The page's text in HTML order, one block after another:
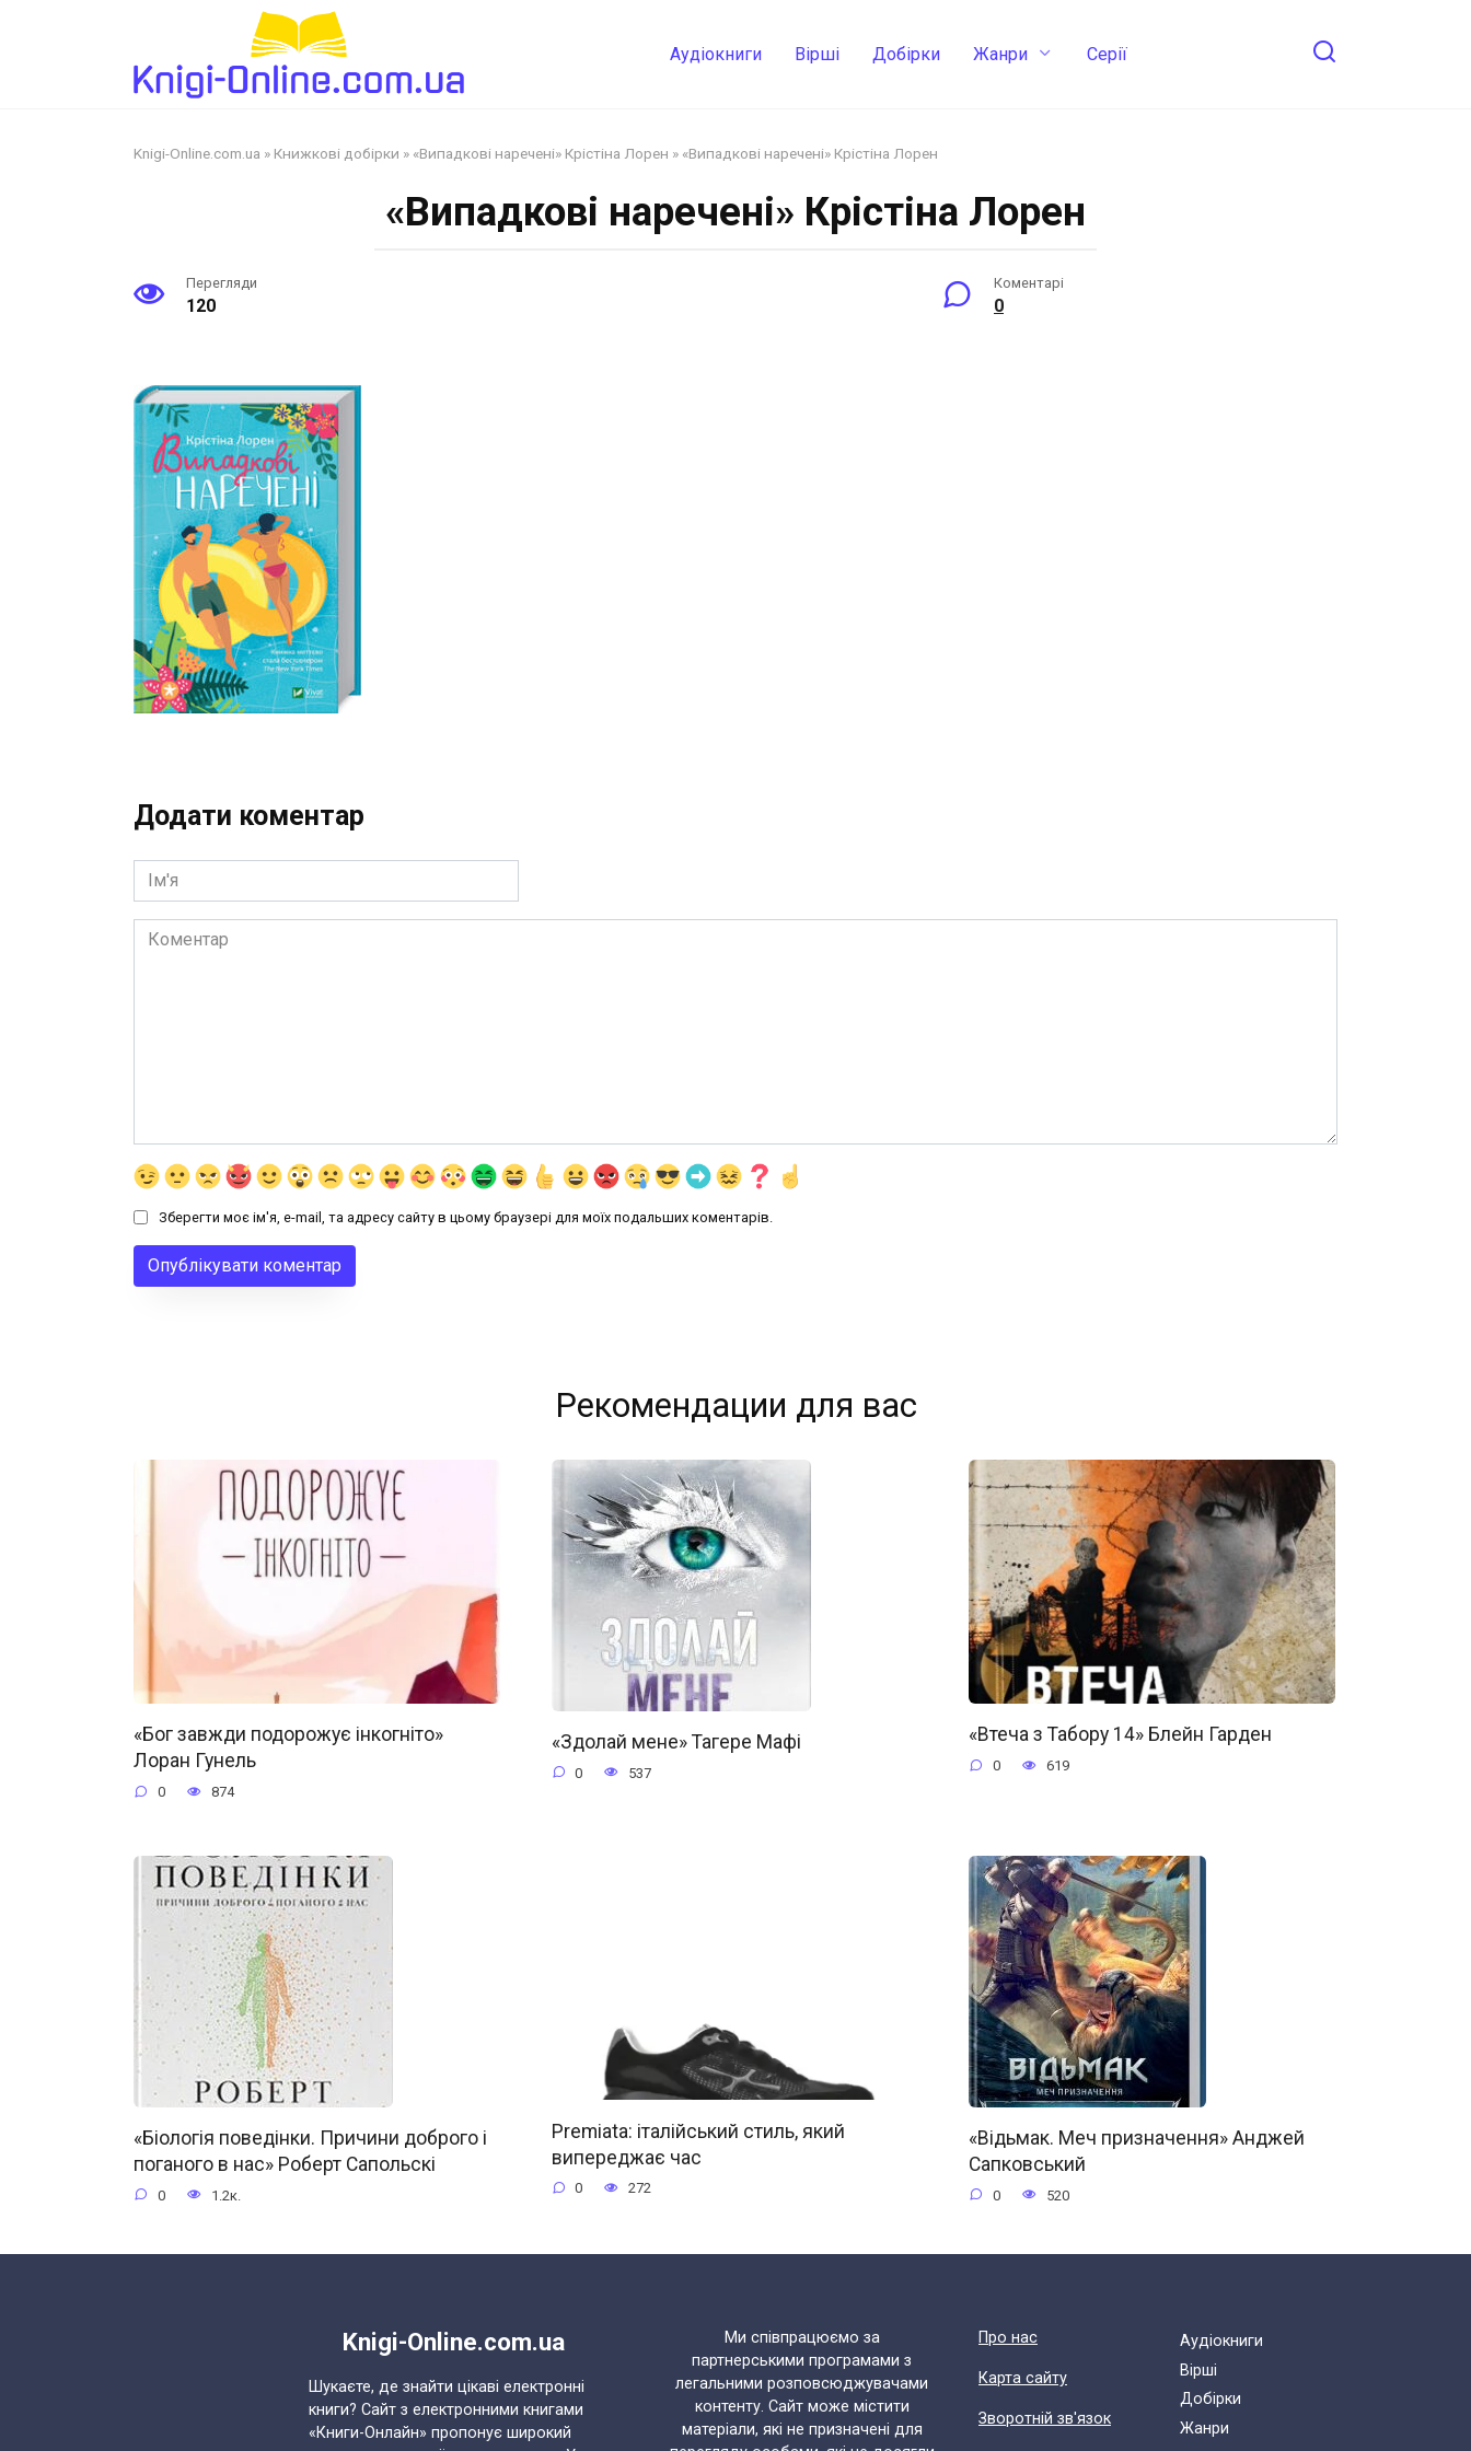
Аудіокниги Вірші Добірки Жанри Cерії
Knigi-Online.com.ua » Книжкові добірки » «Випадкові наречені» Крістіна Лорен » «Випадкові наречені» Крістіна Лорен
«Випадкові наречені» Крістіна Лорен
Перегляди
120
Коментарі
0
Додати коментар
Ім'я
Коментар
Зберегти моє ім'я, e-mail, та адресу сайту в цьому браузері для моїх подальших коментарів.
Рекомендации для вас
«Бог завжди подорожує інкогніто»
Лоран Гунель
0 874
«Здолай мене» Тагере Мафі
0 537
«Втеча з Табору 14» Блейн Гарден
0 619
«Біологія поведінки. Причини доброго і
поганого в нас» Роберт Сапольскі
0 1.2к.
Premiata: італійський стиль, який
випереджає час
0 272
«Відьмак. Меч призначення» Анджей
Сапковський
0 520
Knigi-Online.com.ua
Шукаєте, де знайти цікаві електронні
книги? Сайт з електронними книгами
«Книги-Онлайн» пропонує широкий
Ми співпрацюємо за
партнерськими програмами з
легальними розповсюджувачами
контенту. Сайт може містити
матеріали, які не призначені для
Про нас
Карта сайту
Зворотній зв'язок
Аудіокниги
Вірші
Добірки
Жанри